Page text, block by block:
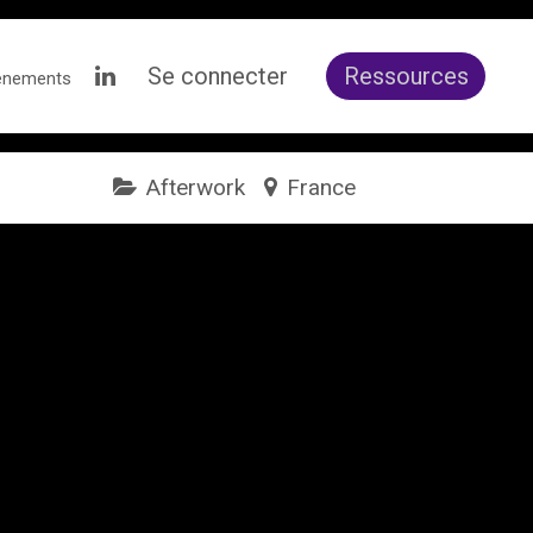
Se connecter Ressources
Afterwork France